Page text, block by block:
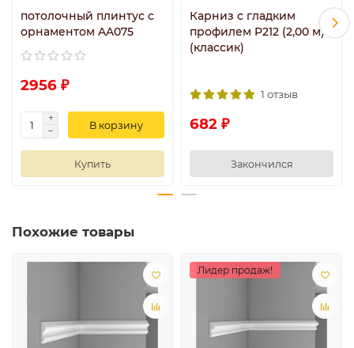
потолочный плинтус с
орнаментом AA075
2956 ₽
В корзину
Купить
Карниз с гладким
профилем P212 (2,00 м)
(классик)
1 отзыв
682 ₽
Закончился
Похожие товары
Лидер продаж!